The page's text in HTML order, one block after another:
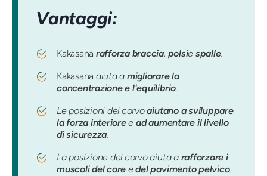
Vantaggi:
Kakasana rafforza braccia, polsie spalle.
Kakasana aiuta a migliorare la
concentrazione e l'equilibrio.
Le posizioni del corvoaiutano a sviluppare
la forza interioree ad aumentare il livello
di sicurezza.
La posizione del corvo aiuta a rafforzare i
muscoli del core edel pavimento pelvico.